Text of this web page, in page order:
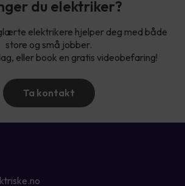
du elektriker?
elektrikere hjelper deg med både
store og små jobber.
eller book en gratis videobefaring!
Ta kontakt